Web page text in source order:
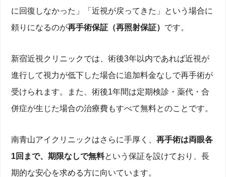
に回復しなかった」「近視が戻ってきた」という場合に
頼りになるのが再手術保証（再照射保証） です。
新宿近視クリニックでは、術後3年以内であれば近視が
進行して視力が低下した場合に追加料金なしで再手術が
受けられます。また、術後1年間は定期検診・薬代・合
併症が生じた場合の治療費もすべて無料とのことです。
南青山アイクリニックはさらに手厚く、再手術は両眼各
1回まで、期限なしで無料という保証を設けており、長
期的な安心を求める方に向いています。